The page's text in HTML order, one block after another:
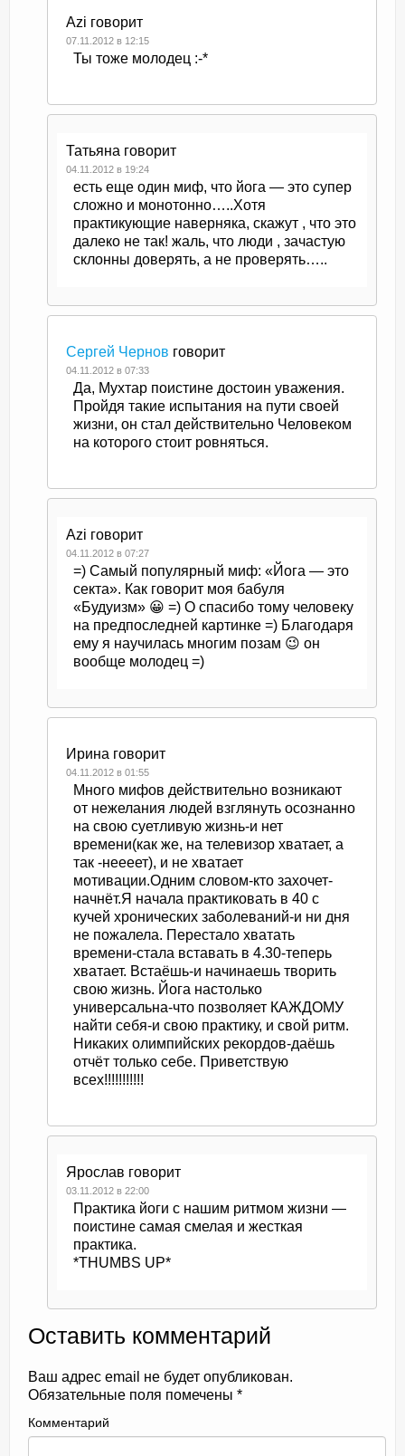
Azi говорит
07.11.2012 в 12:15
Ты тоже молодец :-*
Татьяна говорит
04.11.2012 в 19:24
есть еще один миф, что йога — это супер
сложно и монотонно…..Хотя
практикующие наверняка, скажут , что это
далеко не так! жаль, что люди , зачастую
склонны доверять, а не проверять…..
Сергей Чернов говорит
04.11.2012 в 07:33
Да, Мухтар поистине достоин уважения.
Пройдя такие испытания на пути своей
жизни, он стал действительно Человеком
на которого стоит ровняться.
Azi говорит
04.11.2012 в 07:27
=) Самый популярный миф: «Йога — это
секта». Как говорит моя бабуля
«Будуизм» 😀 =) О спасибо тому человеку
на предпоследней картинке =) Благодаря
ему я научилась многим позам 😉 он
вообще молодец =)
Ирина говорит
04.11.2012 в 01:55
Много мифов действительно возникают
от нежелания людей взглянуть осознанно
на свою суетливую жизнь-и нет
времени(как же, на телевизор хватает, а
так -неееет), и не хватает
мотивации.Одним словом-кто захочет-
начнёт.Я начала практиковать в 40 с
кучей хронических заболеваний-и ни дня
не пожалела. Перестало хватать
времени-стала вставать в 4.30-теперь
хватает. Встаёшь-и начинаешь творить
свою жизнь. Йога настолько
универсальна-что позволяет КАЖДОМУ
найти себя-и свою практику, и свой ритм.
Никаких олимпийских рекордов-даёшь
отчёт только себе. Приветствую
всех!!!!!!!!!!!
Ярослав говорит
03.11.2012 в 22:00
Практика йоги с нашим ритмом жизни —
поистине самая смелая и жесткая
практика.
*THUMBS UP*
Оставить комментарий
Ваш адрес email не будет опубликован.
Обязательные поля помечены *
Комментарий